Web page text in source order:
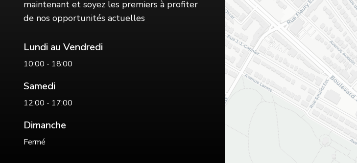
maintenant et soyez les premiers à profiter
de nos opportunités actuelles
Lundi au Vendredi
10:00 - 18:00
Samedi
12:00 - 17:00
Dimanche
Fermé